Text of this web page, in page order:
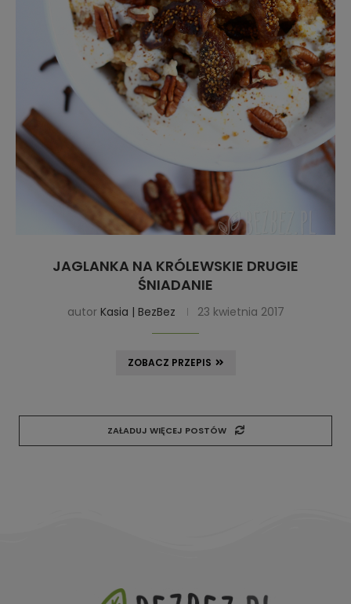
JAGLANKA NA KRÓLEWSKIE DRUGIE
ŚNIADANIE
autor Kasia | BezBez 23 kwietnia 2017
ZOBACZ PRZEPIS
ZAŁADUJ WIĘCEJ POSTÓW